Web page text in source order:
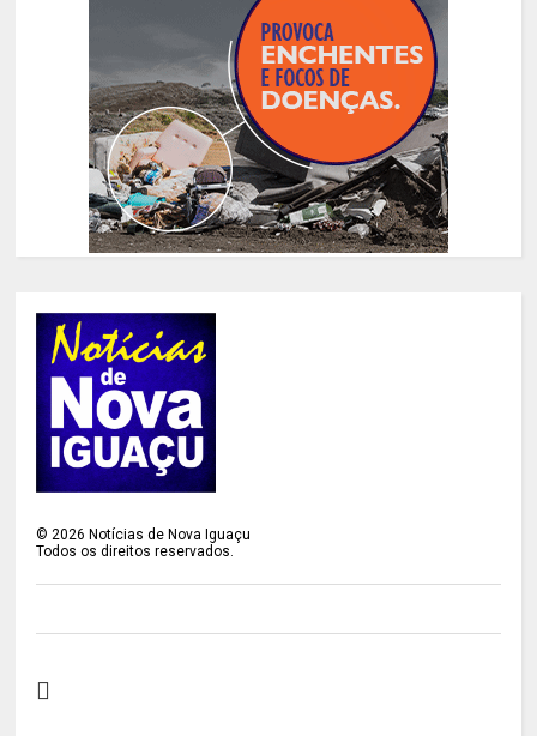
©2026 Notícias de Nova Iguaçu
Todos os direitos reservados.